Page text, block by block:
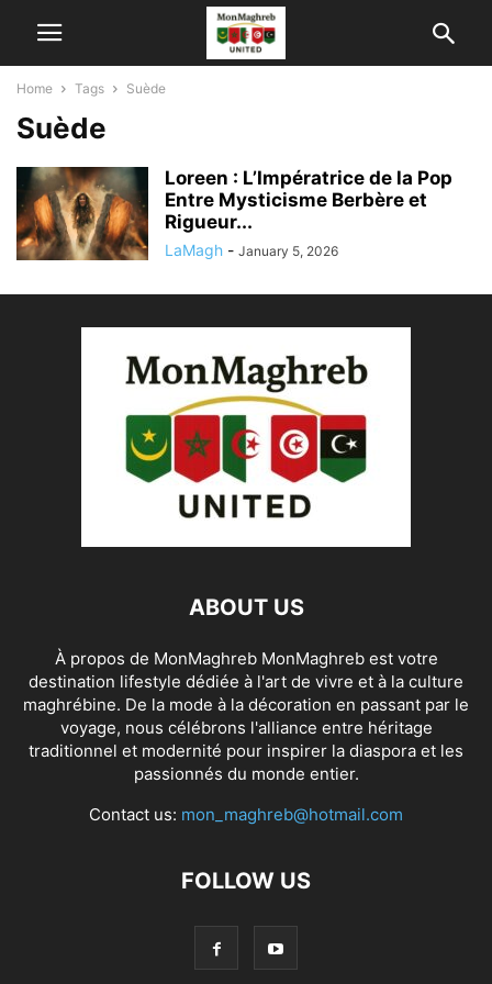
Home Tags Suède
Suède
Loreen : L’Impératrice de la Pop
Entre Mysticisme Berbère et
Rigueur...
LaMagh - January 5, 2026
ABOUT US
À propos de MonMaghreb MonMaghreb est votre
destination lifestyle dédiée à l'art de vivre et à la culture
maghrébine. De la mode à la décoration en passant par le
voyage, nous célébrons l'alliance entre héritage
traditionnel et modernité pour inspirer la diaspora et les
passionnés du monde entier.
Contact us: mon_maghreb@hotmail.com
FOLLOW US